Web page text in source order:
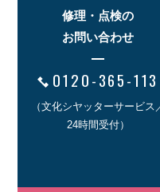
修理・点検の
お問い合わせ
0120-365-113
（文化シヤッターサービス
24時間受付）